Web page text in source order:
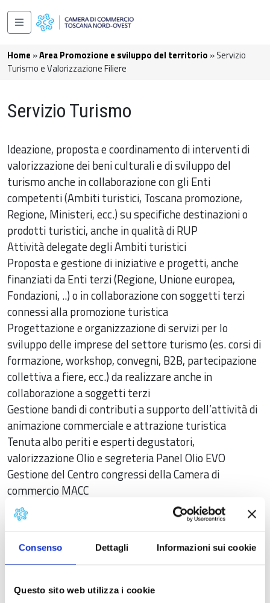
Consenso Dettagli Informazioni sui cookie
Questo sito web utilizza i cookie
Salta al contenuto principale
Navigazione principale
Briciole di pane
Home Area Promozione e sviluppo del territorio
Servizio
Turismo e Valorizzazione Filiere
Servizio Turismo
Ideazione, proposta e coordinamento di interventi di
valorizzazione dei beni culturali e di sviluppo del
turismo anche in collaborazione con gli Enti
competenti (Ambiti turistici, Toscana promozione,
Regione, Ministeri, ecc.) su specifiche destinazioni o
prodotti turistici, anche in qualità di RUP
Attività delegate degli Ambiti turistici
Proposta e gestione di iniziative e progetti, anche
finanziati da Enti terzi (Regione, Unione europea,
Fondazioni, ..) o in collaborazione con soggetti terzi
connessi alla promozione turistica
Progettazione e organizzazione di servizi per lo
sviluppo delle imprese del settore turismo (es. corsi di
formazione, workshop, convegni, B2B, partecipazione
collettiva a fiere, ecc.) da realizzare anche in
collaborazione a soggetti terzi
Gestione bandi di contributi a supporto dell’attività di
animazione commerciale e attrazione turistica
Tenuta albo periti e esperti degustatori,
valorizzazione Olio e segreteria Panel Olio EVO
Gestione del Centro congressi della Camera di
commercio MACC
Responsabile Granata Laura
laura.granata@tno.camcom.it
Recapiti Responsabile
050 512 280